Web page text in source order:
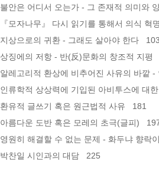
불안은 어디서 오는가 - 그 존재적 의미와
『모자나무』 다시 읽기를 통해서 의식 혁
지상으로의 귀환 - 그래도 살아야 한다   103
상징에의 저항 - 반(反)문화의 창조적 지평
알레고리적 환상에 비추어진 사유의 바깥 -
인류학적 상상력에 기입된 아비투스에 대
환유적 글쓰기 혹은 원근법적 사유   181
아름다운 도반 혹은 모레의 초극(글피)
영원히 해결할 수 없는 문제 - 화두냐 향락
박찬일 시인과의 대담   225